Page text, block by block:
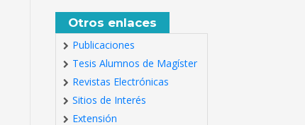
Otros enlaces
Publicaciones
Tesis Alumnos de Magíster
Revistas Electrónicas
Sitios de Interés
Extensión